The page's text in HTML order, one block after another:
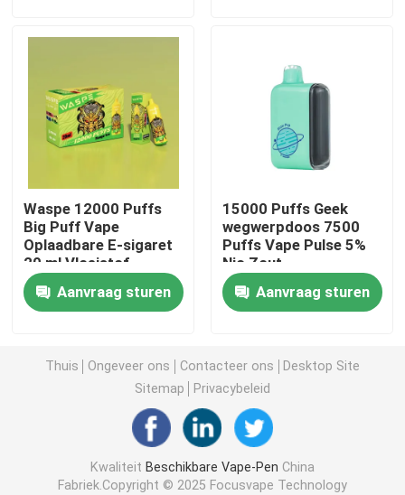
Het Beschikbare Vape Apparaat van CBD
OEM Vape
Funky Vape
Elfbar Vape
Grote Puff Vape
Rookwolkbar Mini
Verloren Mary Vape
De V.S. Vape
Waspe 12000 Puffs
Big Puff Vape
Oplaadbare E-sigaret
20 ml Vloeistof
Aanvraag sturen
15000 Puffs Geek
wegwerpdoos 7500
Puffs Vape Pulse 5%
Nic Zout
Aanvraag sturen
Thuis Ongeveer ons Contacteer ons
Desktop Site
Sitemap
Privacybeleid
Kwaliteit Beschikbare Vape-Pen China
Fabriek.Copyright © 2025 Focusvape Technology